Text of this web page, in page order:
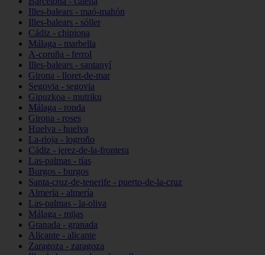
Illes-balears - maó-mahón
Illes-balears - sóller
Cádiz - chipiona
Málaga - marbella
A-coruña - ferrol
Illes-balears - santanyí
Girona - lloret-de-mar
Segovia - segovia
Gipuzkoa - mutriku
Málaga - ronda
Girona - roses
Huelva - huelva
La-rioja - logroño
Cádiz - jerez-de-la-frontera
Las-palmas - tías
Burgos - burgos
Santa-cruz-de-tenerife - puerto-de-la-cruz
Almería - almería
Las-palmas - la-oliva
Málaga - mijas
Granada - granada
Alicante - alicante
Zaragoza - zaragoza